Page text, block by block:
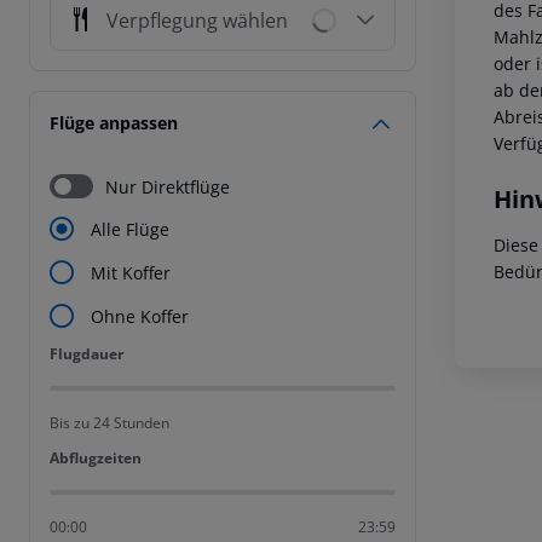
Verpflegung wählen
Flüge anpassen
Nur Direktflüge
Alle Flüge
Mit Koffer
Ohne Koffer
Flugdauer
Flugdauer
Bis zu 24 Stunden
Abflugzeiten
Abflugzeiten
00:00 23:59
des
oder
ab